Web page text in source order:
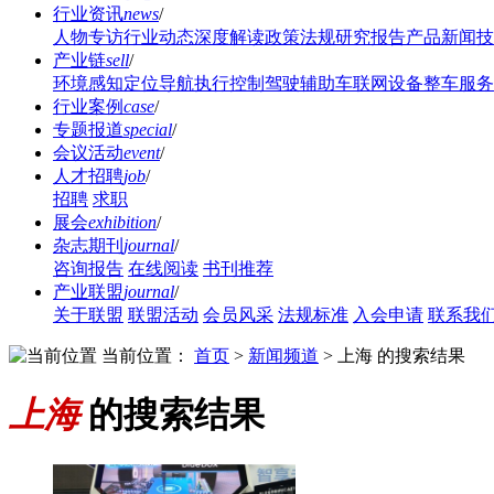
行业资讯news/
人物专访行业动态深度解读政策法规研究报告产品新闻
产业链sell/
环境感知定位导航执行控制 驾驶辅助车联网设备整车服务
行业案例case/
专题报道special/
会议活动event/
人才招聘job/
招聘 求职
展会exhibition/
杂志期刊 journal/
咨询报告 在线阅读 书刊推荐
产业联盟journal/
关于联盟 联盟活动 会员风采 法规标准 入会申请 联系我
当前位置： 首页 > 新闻频道 > 上海 的搜索结果
上海的搜索结果